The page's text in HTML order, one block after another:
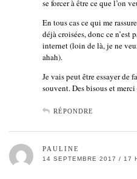
se forcer à être ce que l’on
En tous cas ce qui me
déjà croisées, donc ce n’est
internet (loin de là, je ne
ahah).
Je vais peut être essayer de
souvent. Des bisous et
RÉPONDRE
PAULINE
14 SEPTEMBRE 2017 / 17